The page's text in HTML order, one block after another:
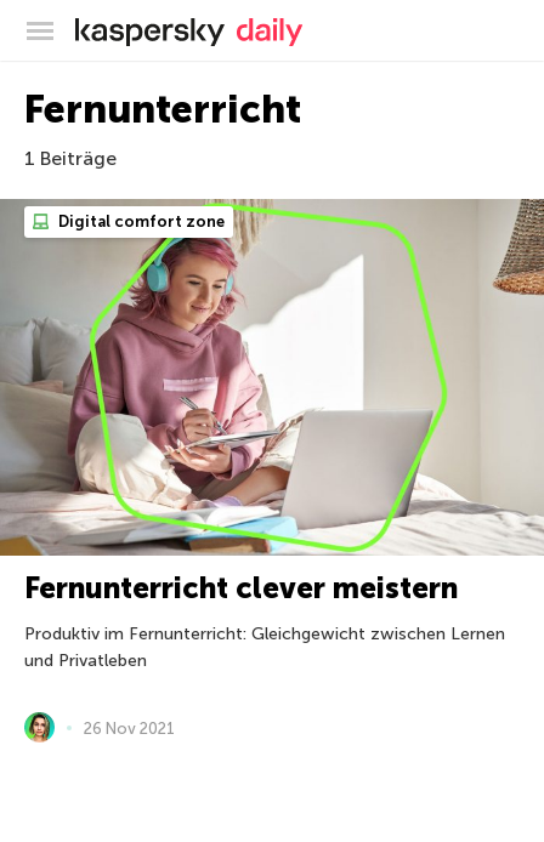
Offizieller Blog von Kaspersky
Fernunterricht
1 Beiträge
Digital comfort zone
Fernunterricht clever meistern
Produktiv im Fernunterricht: Gleichgewicht zwischen Lernen
und Privatleben
26 Nov 2021